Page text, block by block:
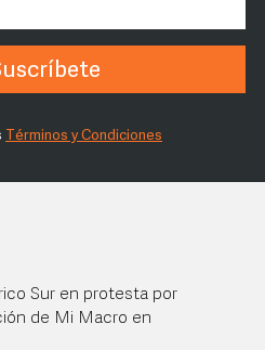
Términos y Condiciones
Sur en protesta por
de Mi Macro en